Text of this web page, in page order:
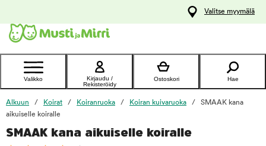
Ota yhteyttä
asiakaspalveluun
Valitse myymälä
Valikko
Kirjaudu /
Rekisteröidy
Ostoskori Hae
Alkuun Koirat Koiranruoka Koiran kuivaruoka
SMAAK kana
aikuiselle koiralle
SMAAK kana aikuiselle koiralle
foo